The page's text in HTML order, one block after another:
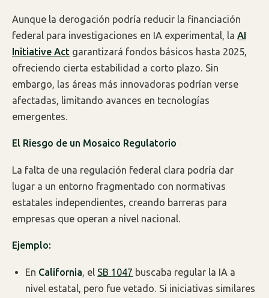
Aunque la derogación podría reducir la financiación
federal para investigaciones en IA experimental, la AI
Initiative Act garantizará fondos básicos hasta 2025,
ofreciendo cierta estabilidad a corto plazo. Sin
embargo, las áreas más innovadoras podrían verse
afectadas, limitando avances en tecnologías
emergentes.
El Riesgo de un Mosaico Regulatorio
La falta de una regulación federal clara podría dar
lugar a un entorno fragmentado con normativas
estatales independientes, creando barreras para
empresas que operan a nivel nacional.
Ejemplo:
En California, el SB 1047 buscaba regular la IA a
nivel estatal, pero fue vetado. Si iniciativas similares